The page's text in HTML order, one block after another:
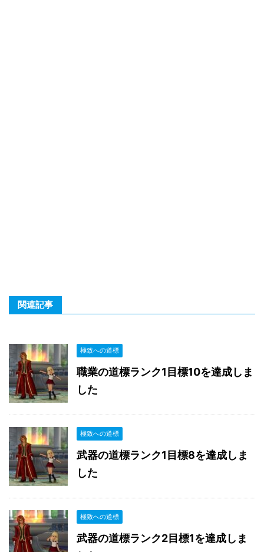
関連記事
極致への道標
職業の道標ランク1目標10を達成しま
した
極致への道標
武器の道標ランク1目標8を達成しま
した
極致への道標
武器の道標ランク2目標1を達成しま